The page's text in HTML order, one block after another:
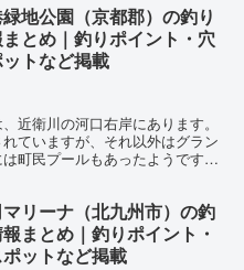
地公園（京都郡）の釣り
とめ｜釣りポイント・穴
トなど掲載
近衛川の河口右岸にあります。
ていますが、それ以外はグラン
町民プールもあったようです。
リーナ（北九州市）の釣
まとめ｜釣りポイント・
ットなど掲載